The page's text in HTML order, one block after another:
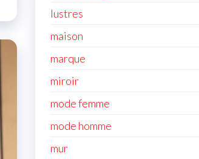
lustres
maison
marque
miroir
mode femme
mode homme
mur